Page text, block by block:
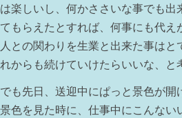
は楽しいし、何かささいな事でも出
てもらえたとすれば、何事にも代え
人との関わりを生業と出来た事はと
れからも続けていけたらいいな、と
でも先日、送迎中にぱっと景色が
景色を見た時に、仕事中にこんない